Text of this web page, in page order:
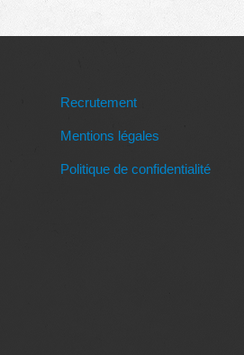
Recrutement
Mentions légales
Politique de confidentialité